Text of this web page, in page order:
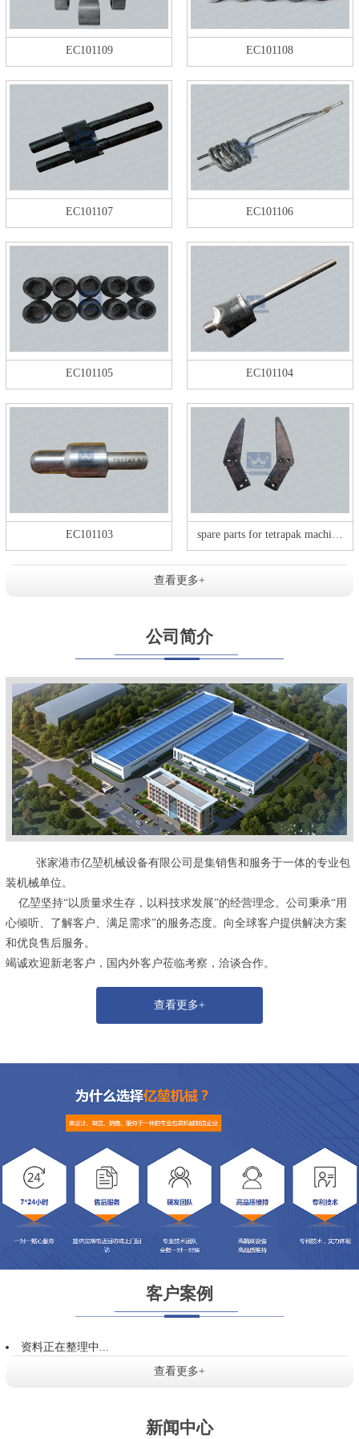
EC101109 EC101108
EC101107 EC101106
EC101105 EC101104
EC101103 spare parts for tetrapak machi…
查看更多+
公司简介
张家港市亿堃机械设备有限公司是集销售和服务于一体的专业包
装机械单位。
亿堃坚持“以质量求生存，以科技求发展”的经营理念。公司秉承“用
心倾听、了解客户、满足需求”的服务态度。向全球客户提供解决方案
和优良售后服务。
竭诚欢迎新老客户，国内外客户莅临考察，洽谈合作。
查看更多+
客户案例
资料正在整理中...
查看更多+
新闻中心